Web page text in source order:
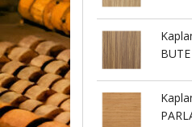
ASD 3092
ASD 3088
BUTE